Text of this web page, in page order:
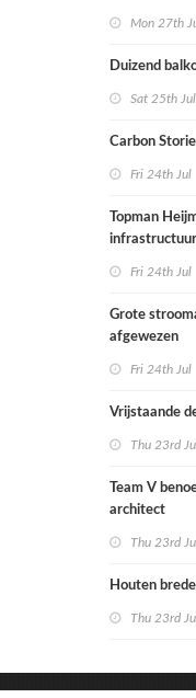
Mon 27th
Duizend
Sat 25th Jul
Carbon
Fri 24th Jul
Topman
infrastructuur
Fri 24th Jul
Grote
afgewezen
Fri 24th Jul
Vrijstaande
Thu 23rd
Team V
architect
Thu 23rd
Houten
Thu 23rd